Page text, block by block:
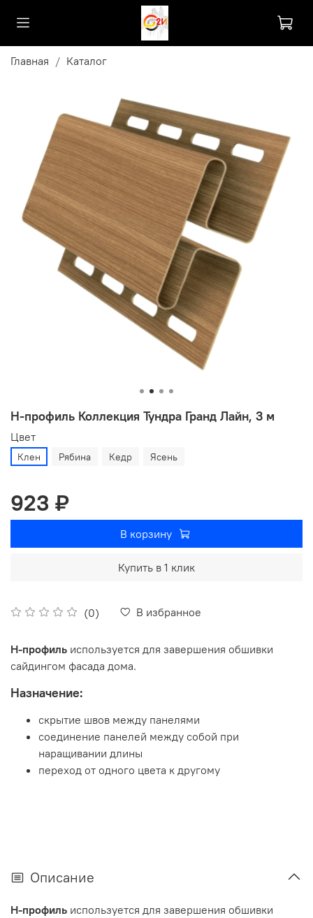
Главная Каталог
Н-профиль Коллекция Тундра Гранд Лайн, 3 м
(0) В избранное
Цвет
Клен Рябина Кедр Ясень
923 ₽
В корзину
Купить в 1 клик
H-профиль используется для завершения обшивки
сайдингом фасада дома.
Назначение:
скрытие швов между панелями
соединение панелей между собой при
наращивании длины
переход от одного цвета к другому
Описание
H-профиль используется для завершения обшивки